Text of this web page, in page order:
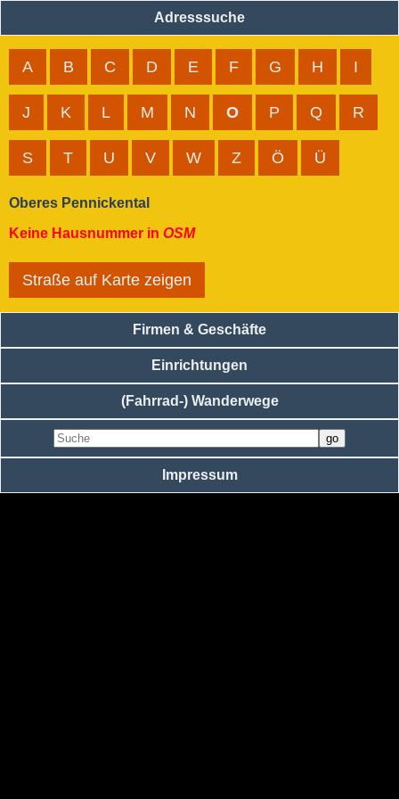
Adresssuche
A B C D E F G H I
J K L M N O P Q R
S T U V W Z Ö Ü
Oberes Pennickental
Keine Hausnummer in OSM
Straße auf Karte zeigen
Firmen & Geschäfte
Einrichtungen
(Fahrrad-) Wanderwege
Impressum